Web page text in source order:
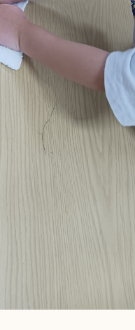
ニュース
採用情報
者の声